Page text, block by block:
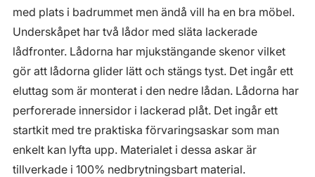
med plats i badrummet men ändå vill ha en bra möbel.
Underskåpet har två lådor med släta lackerade
lådfronter. Lådorna har mjukstängande skenor vilket
gör att lådorna glider lätt och stängs tyst. Det ingår ett
eluttag som är monterat i den nedre lådan. Lådorna har
perforerade innersidor i lackerad plåt. Det ingår ett
startkit med tre praktiska förvaringsaskar som man
enkelt kan lyfta upp. Materialet i dessa askar är
tillverkade i 100% nedbrytningsbart material.